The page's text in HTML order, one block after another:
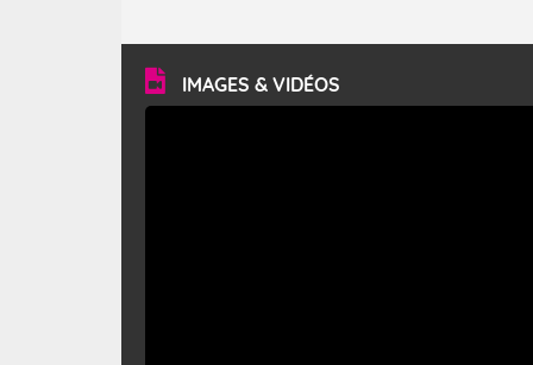
vitesse moyenne de 50 km/h et atteindre 80 à 100 km/h
en rafales, parfois davantage. Il parcourt la basse vallée
du Rhône et la Provence et envahit le littoral
méditerranéen à partir de la Camargue.
IMAGES & VIDÉOS